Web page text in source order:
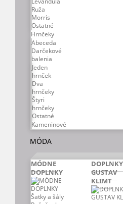
Ruža
Morris
Ostatné
Hrnčeky
Abeceda
Darčekové
balenia
Jeden
hrnček
Dva
hrnčeky
Štyri
hrnčeky
Ostatné
Kameninové
MÓDA
MÓDNE
DOPLNKY
Šatky a šály
DOPLNKY
GUSTAV
KLIMT